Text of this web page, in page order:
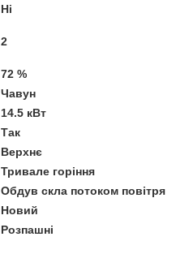
Ні
2
72 %
Чавун
14.5 кВт
Так
Верхнє
Тривале горіння
Обдув скла потоком повітря
Новий
Розпашні